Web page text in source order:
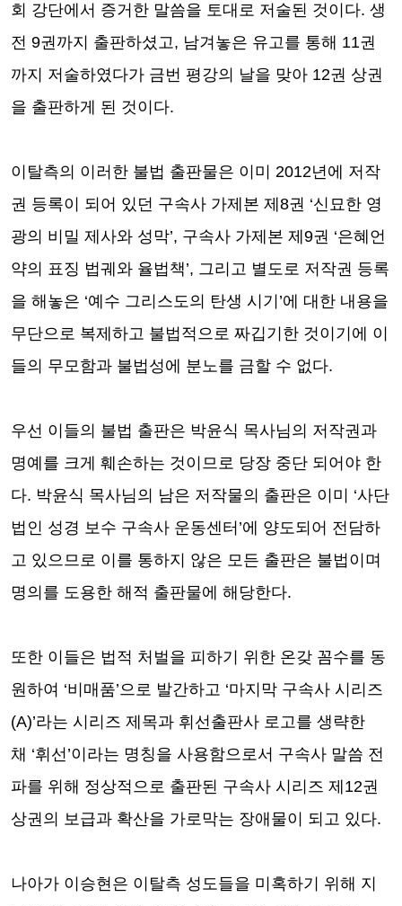
회 강단에서 증거한 말씀을 토대로 저술된 것이다. 생
전 9권까지 출판하셨고, 남겨놓은 유고를 통해 11권
까지 저술하였다가 금번 평강의 날을 맞아 12권 상권
을 출판하게 된 것이다.
이탈측의 이러한 불법 출판물은 이미 2012년에 저작
권 등록이 되어 있던 구속사 가제본 제 8권 ‘신묘한 영
광의 비밀 제사와 성막’, 구속사 가제본 제 9권 ‘은혜언
약의 표징 법궤와 율법책’, 그리고 별도로 저작권 등록
을 해놓은 ‘예수 그리스도의 탄생 시기 ’에 대한 내용을
무단으로 복제하고 불법적으로 짜깁기한 것이기에 이
들의 무모함과 불법성에 분노를 금할 수 없다.
우선 이들의 불법 출판은 박윤식 목사님의 저작권과
명예를 크게 훼손하는 것이므로 당장 중단 되어야 한
다. 박윤식 목사님의 남은 저작물의 출판은 이미 ‘사단
법인 성경 보수 구속사 운동센터 ’에 양도되어 전담하
고 있으므로 이를 통하지 않은 모든 출판은 불법이며
명의를 도용한 해적 출판물에 해당한다.
또한 이들은 법적 처벌을 피하기 위한 온갖 꼼수를 동
원하여 ‘비매품’으로 발간하고 ‘마지막 구속사 시리즈
(A)’라는 시리즈 제목과 휘선출판사 로고를 생략한
채 ‘휘선’이라는 명칭을 사용함으로서 구속사 말씀 전
파를 위해 정상적으로 출판된 구속사 시리즈 제 12권
상권의 보급과 확산을 가로막는 장애물이 되고 있다.
나아가 이승현은 이탈측 성도들을 미혹하기 위해 지